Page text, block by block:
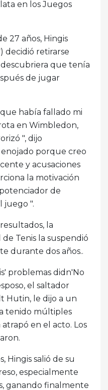
en los Juegos
27 años, Hingis
decidió retirarse
que tenía
de jugar
había fallado mi
en Wimbledon,
", dijo
enojado porque creo
y acusaciones
la motivación
de
juego ".
la
Tenis la suspendió
durante dos años..
problemas didn'No
el saltador
Hutin, le dijo a un
tenido múltiples
en el acto. Los
Hingis salió de su
especialmente
ganando finalmente